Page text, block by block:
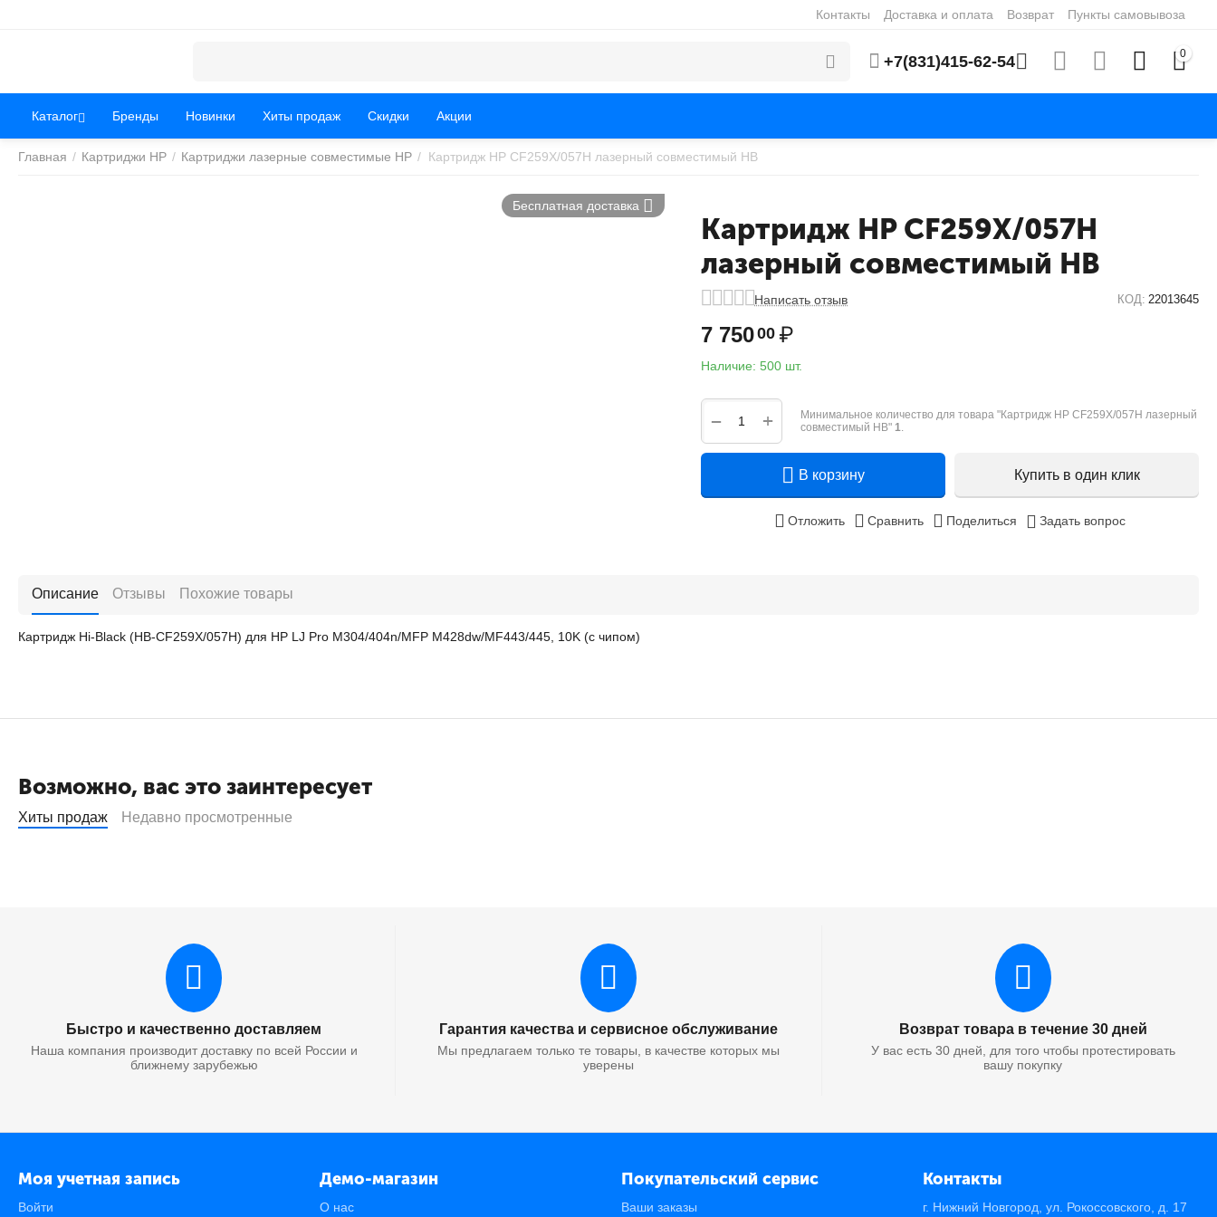
Контакты Доставка и оплата Возврат Пункты самовывоза
+7(831)415-62-54 0
Каталог Бренды Новинки Хиты продаж Скидки Акции
Главная / Картриджи HP / Картриджи лазерные совместимые HP / Картридж HP CF259X/057H лазерный совместимый HB
Картридж HP CF259X/057H
лазерный совместимый HB
Написать отзыв КОД: 22013645
7 75000 ₽
Наличие: 500 шт.
+
−
Минимальное количество для товара "Картридж HP CF259X/057H лазерный
совместимый HB" 1.
В корзину Купить в один клик
Отложить Сравнить Поделиться Задать вопрос
Описание Отзывы Похожие товары
Картридж Hi-Black (HB-CF259X/057H) для HP LJ Pro M304/404n/MFP M428dw/MF443/445, 10K (с чипом)
Возможно, вас это заинтересует
Хиты продаж Недавно просмотренные
Быстро и качественно доставляем
Наша компания производит доставку по всей России и
ближнему зарубежью
Гарантия качества и сервисное обслуживание
Мы предлагаем только те товары, в качестве которых мы
уверены
Возврат товара в течение 30 дней
У вас есть 30 дней, для того чтобы протестировать
вашу покупку
Моя учетная запись
Войти
Демо-магазин
О нас
Покупательский сервис
Ваши заказы
Контакты
г. Нижний Новгород, ул. Рокоссовского, д. 17